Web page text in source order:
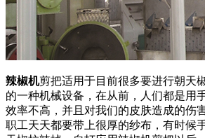
辣椒机剪把适用于目前很多要进行朝天
的一种机械设备，在从前，人们都是用
效率不高，并且对我们的皮肤造成的伤
职工天天都要带上很厚的纱布，有时候